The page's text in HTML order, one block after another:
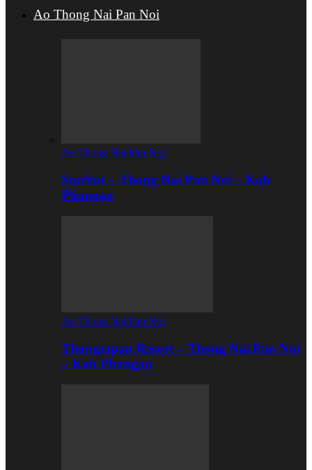
Ao Thong Nai Pan Noi
Ao Thong Nai Pan Noi
Starhut – Thong Nai Pan Noi – Koh
Phangan
Ao Thong Nai Pan Noi
Thongtapan Resort – Thong Nai Pan Noi
– Koh Phangan